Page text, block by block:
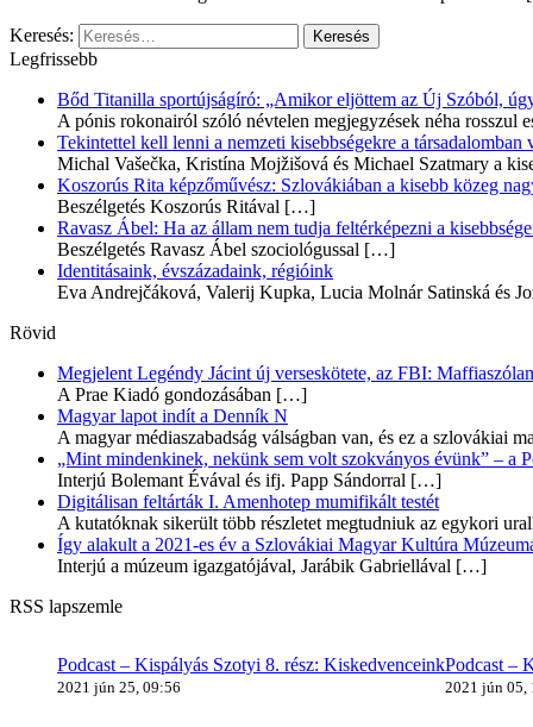
Keresés:
Legfrissebb
Bőd Titanilla sportújságíró: „Amikor eljöttem az Új Szóból,
A pónis rokonairól szóló névtelen megjegyzések néha rosszul
Tekintettel kell lenni a nemzeti kisebbségekre a társadalomban
Michal Vašečka, Kristína Mojžišová és Michael Szatmary a
Koszorús Rita képzőművész: Szlovákiában a kisebb közeg
Beszélgetés Koszorús Ritával […]
Ravasz Ábel: Ha az állam nem tudja feltérképezni a
Beszélgetés Ravasz Ábel szociológussal […]
Identitásaink, évszázadaink, régióink
Eva Andrejčáková, Valerij Kupka, Lucia Molnár Satinská és
Rövid
Megjelent Legéndy Jácint új verseskötete, az FBI:
A Prae Kiadó gondozásában […]
Magyar lapot indít a Denník N
A magyar médiaszabadság válságban van, és ez a szlovákiai
„Mint mindenkinek, nekünk sem volt szokványos évünk” – a
Interjú Bolemant Évával és ifj. Papp Sándorral […]
Digitálisan feltárták I. Amenhotep mumifikált testét
A kutatóknak sikerült több részletet megtudniuk az egykori
Így alakult a 2021-es év a Szlovákiai Magyar Kultúra
Interjú a múzeum igazgatójával, Jarábik Gabriellával […]
RSS lapszemle
Podcast – Kispályás Szotyi 8. rész: Kiskedvenceink
2021 jún 25, 09:56
Podcast –
2021 jún 05,